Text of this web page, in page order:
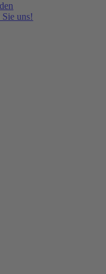
uns!